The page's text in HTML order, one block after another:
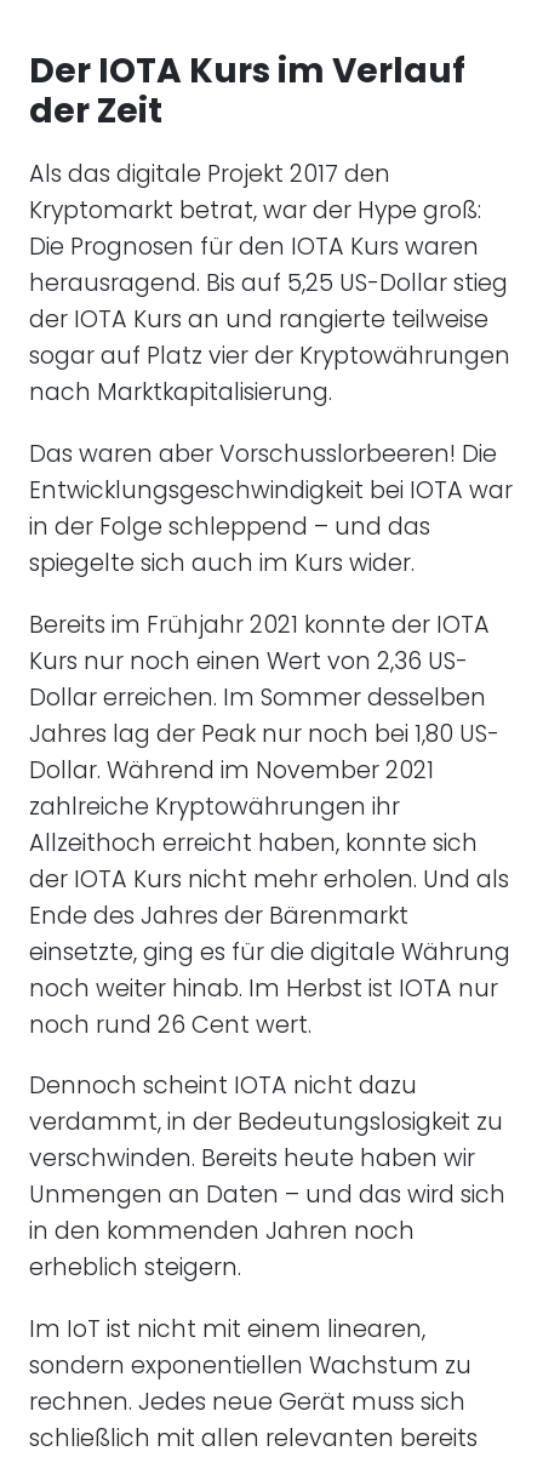
Der IOTA Kurs im Verlauf
der Zeit
Als das digitale Projekt 2017 den
Kryptomarkt betrat, war der Hype groß:
Die Prognosen für den IOTA Kurs waren
herausragend. Bis auf 5,25 US-Dollar stieg
der IOTA Kurs an und rangierte teilweise
sogar auf Platz vier der Kryptowährungen
nach Marktkapitalisierung.
Das waren aber Vorschusslorbeeren! Die
Entwicklungsgeschwindigkeit bei IOTA war
in der Folge schleppend – und das
spiegelte sich auch im Kurs wider.
Bereits im Frühjahr 2021 konnte der IOTA
Kurs nur noch einen Wert von 2,36 US-
Dollar erreichen. Im Sommer desselben
Jahres lag der Peak nur noch bei 1,80 US-
Dollar. Während im November 2021
zahlreiche Kryptowährungen ihr
Allzeithoch erreicht haben, konnte sich
der IOTA Kurs nicht mehr erholen. Und als
Ende des Jahres der Bärenmarkt
einsetzte, ging es für die digitale Währung
noch weiter hinab. Im Herbst ist IOTA nur
noch rund 26 Cent wert.
Dennoch scheint IOTA nicht dazu
verdammt, in der Bedeutungslosigkeit zu
verschwinden. Bereits heute haben wir
Unmengen an Daten – und das wird sich
in den kommenden Jahren noch
erheblich steigern.
Im IoT ist nicht mit einem linearen,
sondern exponentiellen Wachstum zu
rechnen. Jedes neue Gerät muss sich
schließlich mit allen relevanten bereits